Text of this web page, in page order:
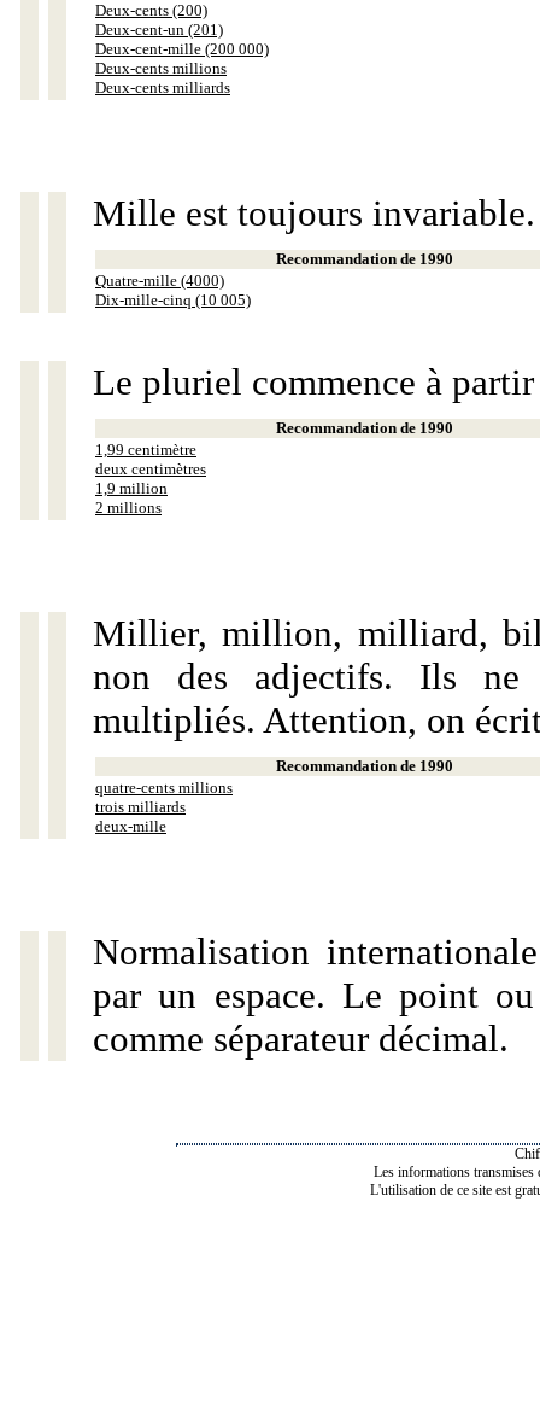
Deux-cents (200)
Deux-cent-un (201)
Deux-cent-mille (200 000)
Deux-cents millions
Deux-cents milliards
Mille est toujours invariable.
Recommandation de 1990
Quatre-mille (4000)
Dix-mille-cinq (10 005)
Le pluriel commence à
Recommandation de 1990
1,99 centimètre
deux centimètres
1,9 million
2 millions
Millier, million, milliard,
non des adjectifs. Ils ne
multipliés. Attention, on
Recommandation de 1990
quatre-cents millions
trois milliards
deux-mille
Normalisation
par un espace. Le point
comme séparateur décimal.
Les informations transmises
L'utilisation de ce site est